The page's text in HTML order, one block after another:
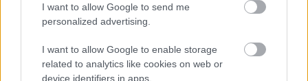
I want to allow Google to send me
personalized advertising.
I want to allow Google to enable storage
related to analytics like cookies on web or
device identifiers in apps.
Nyár, mi? Uborkaszezon, ugye?
Muhaha!